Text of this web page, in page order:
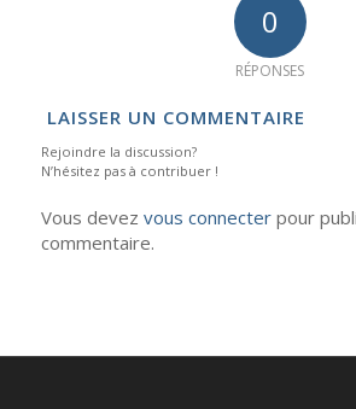
0
RÉPONSES
LAISSER UN COMMENTAIRE
Rejoindre la discussion?
N’hésitez pas à contribuer !
Vous devez vous connecterpour
commentaire.